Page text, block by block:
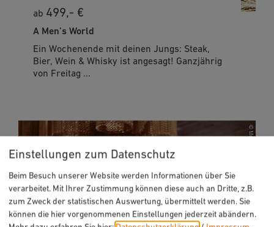
ab 499,- €
A Men’s World
Ein Wochenende mit deinen Jungs: Steak,
Bier, Wein & Whisky ist angesagt! Ganzjährig
von Freitag ...
Einstellungen zum Datenschutz
Beim Besuch unserer Website werden Informationen über Sie
verarbeitet. Mit Ihrer Zustimmung können diese auch an Dritte, z.B.
zum Zweck der statistischen Auswertung, übermittelt werden. Sie
können die hier vorgenommenen Einstellungen jederzeit abändern.